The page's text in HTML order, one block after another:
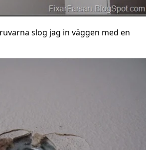
slog jag in väggen med en